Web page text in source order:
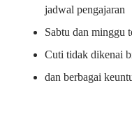
jadwal pengajaran
Sabtu dan minggu
Cuti tidak dikenai
dan berbagai